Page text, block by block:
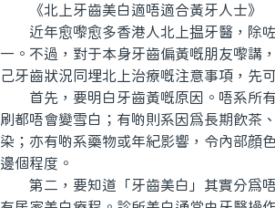
《北上牙齒美白適唔適合黃牙人士》
近年愈嚟愈多香港人北上揾牙醫，除咗
一。不過，對于本身牙齒偏黃嘅朋友嚟講
己牙齒狀況同埋北上治療嘅注意事項，先
首先，要明白牙齒黃嘅原因。唔系所有
刷都唔會變雪白；有啲則系因爲長期飲茶
染；亦有啲系藥物或年紀影響，令內部顔
邊個程度。
第二，要知道「牙齒美白」其實分爲唔